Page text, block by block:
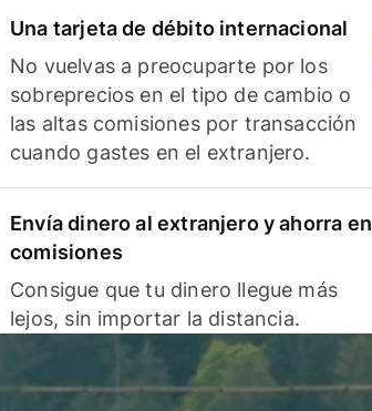
Una tarjeta de débito internacional
No vuelvas a preocuparte por los
sobreprecios en el tipo de cambio o
las altas comisiones por transacción
cuando gastes en el extranjero.
Envía dinero al extranjero y ahorra en
comisiones
Consigue que tu dinero llegue más
lejos, sin importar la distancia.